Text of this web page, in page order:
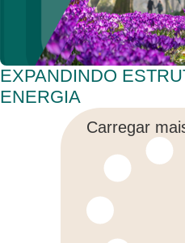
EXPANDINDO
ENERGIA
Carregar